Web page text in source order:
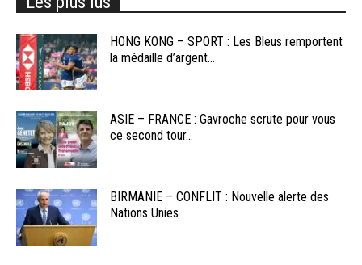
HONG KONG – SPORT : Les Bleus remportent
la médaille d’argent...
ASIE – FRANCE : Gavroche scrute pour vous
ce second tour...
BIRMANIE – CONFLIT : Nouvelle alerte des
Nations Unies